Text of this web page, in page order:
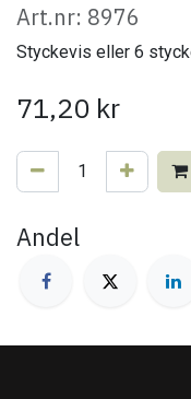
Art.nr: 8976
Styckevis eller 6
71,20 kr
Andel